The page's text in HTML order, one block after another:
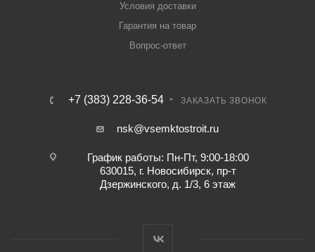
Условия доставки
Гарантия на товар
Вопрос-ответ
+7 (383) 228-36-54 ЗАКАЗАТЬ ЗВОНОК
nsk@vsemktostroit.ru
График работы: Пн-Пт, 9:00-18:00
630015, г. Новосибирск, пр-т
Дзержинского, д. 1/3, 6 этаж